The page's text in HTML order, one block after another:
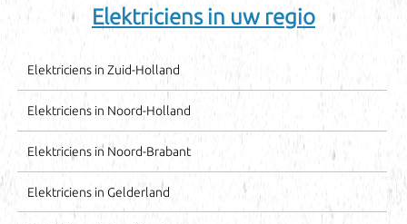
Elektriciens in uw regio
Elektriciens in Zuid-Holland
Elektriciens in Noord-Holland
Elektriciens in Noord-Brabant
Elektriciens in Gelderland